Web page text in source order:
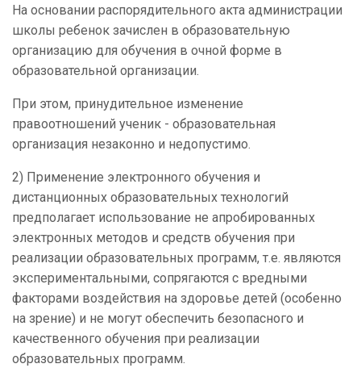
На основании распорядительного акта администрации
школы ребенок зачислен в образовательную
организацию для обучения в очной форме в
образовательной организации.
При этом, принудительное изменение
правоотношений ученик - образовательная
организация незаконно и недопустимо.
2) Применение электронного обучения и
дистанционных образовательных технологий
предполагает использование не апробированных
электронных методов и средств обучения при
реализации образовательных программ, т.е. являются
экспериментальными, сопрягаются с вредными
факторами воздействия на здоровье детей (особенно
на зрение) и не могут обеспечить безопасного и
качественного обучения при реализации
образовательных программ.